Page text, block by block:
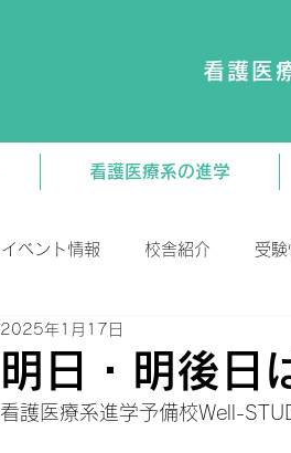
看護医
看護医療系の進学
イベント情報 校舎紹介 受験
将来関連
明日・明後日
2025年1月17日
看護医療系進学予備校Well-